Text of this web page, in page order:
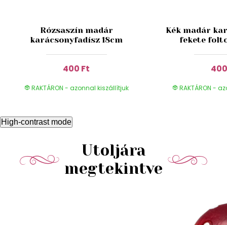
Rózsaszín madár
karácsonyfadísz 18cm
400 Ft
RAKTÁRON - azonnal kiszállítjuk
Kék madár
fekete
RAKTÁRON -
High-contrast mode
Utoljára
megtekintve